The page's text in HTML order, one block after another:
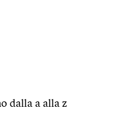
dalla a alla z